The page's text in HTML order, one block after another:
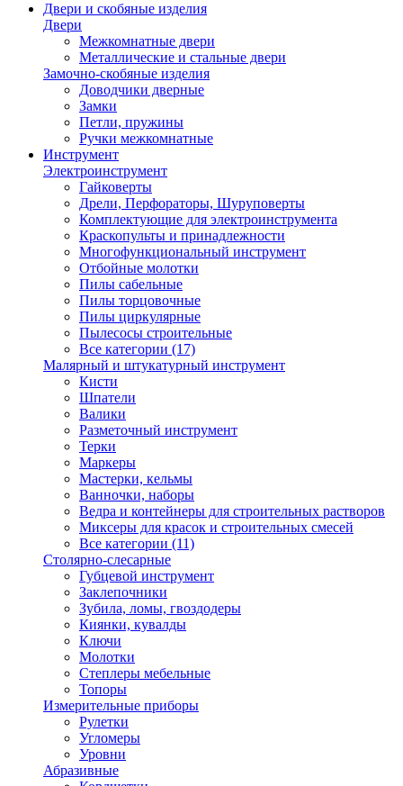
Двери и скобяные изделия
Двери
Межкомнатные двери
Металлические и стальные двери
Замочно-скобяные изделия
Доводчики дверные
Замки
Петли, пружины
Ручки межкомнатные
Инструмент
Электроинструмент
Гайковерты
Дрели, Перфораторы, Шуруповерты
Комплектующие для электроинструмента
Краскопульты и принадлежности
Многофункциональный инструмент
Отбойные молотки
Пилы сабельные
Пилы торцовочные
Пилы циркулярные
Пылесосы строительные
Все категории (17)
Малярный и штукатурный инструмент
Кисти
Шпатели
Валики
Разметочный инструмент
Терки
Маркеры
Мастерки, кельмы
Ванночки, наборы
Ведра и контейнеры для строительных растворов
Миксеры для красок и строительных смесей
Все категории (11)
Столярно-слесарные
Губцевой инструмент
Заклепочники
Зубила, ломы, гвоздодеры
Киянки, кувалды
Ключи
Молотки
Степлеры мебельные
Топоры
Измерительные приборы
Рулетки
Угломеры
Уровни
Абразивные